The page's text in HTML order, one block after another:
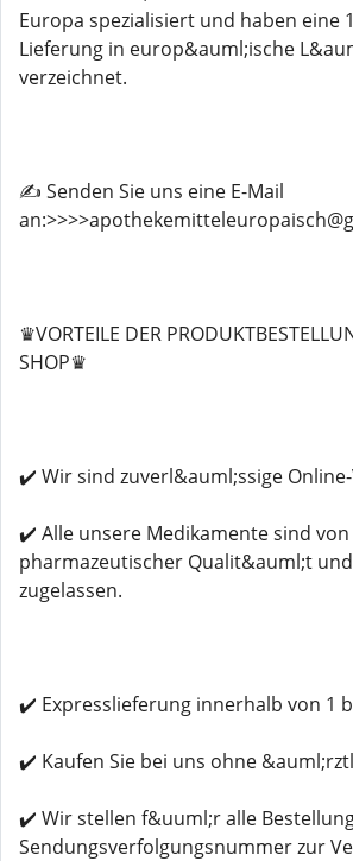
Europa spezialisiert und haben eine
Lieferung in europ&auml;ische
verzeichnet.
✍️ Senden Sie uns eine E-Mail
♛VORTEILE DER
SHOP♛
✔️ Wir sind zuverl&auml;ssige
✔️ Alle unsere Medikamente sind
pharmazeutischer Qualit&auml;t
zugelassen.
✔️ Expresslieferung innerhalb von 1
✔️ Kaufen Sie bei uns ohne
✔️ Wir stellen f&uuml;r alle
Sendungsverfolgungsnummer zur